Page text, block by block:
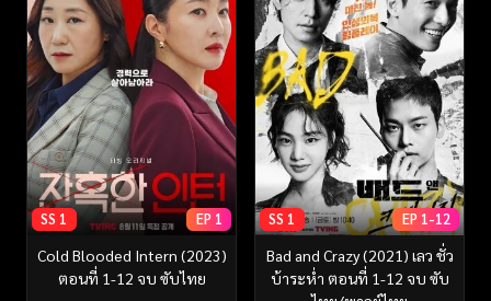
SS 1 EP 1
Cold Blooded Intern (2023)
ตอนที่ 1-12 จบ ซับไทย
SS 1 EP 1-12
Bad and Crazy (2021) เลว ชั่ว
บ้าระห่ำ ตอนที่ 1-12 จบ ซับ